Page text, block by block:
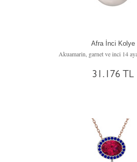
Afra İnci Kolye
31.176 TL